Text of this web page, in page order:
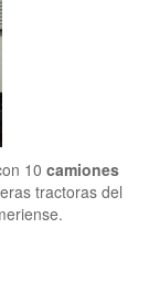
10 camiones
tractoras del